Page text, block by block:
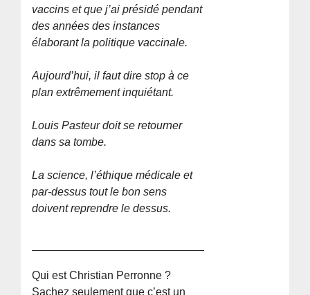
vaccins et que j’ai présidé pendant
des années des instances
élaborant la politique vaccinale.
Aujourd’hui, il faut dire stop à ce
plan extrêmement inquiétant.
Louis Pasteur doit se retourner
dans sa tombe.
La science, l’éthique médicale et
par-dessus tout le bon sens
doivent reprendre le dessus.
Qui est Christian Perronne ?
Sachez seulement que c’est un